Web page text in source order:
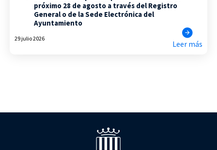
próximo 28 de agosto a través del Registro
General o de la Sede Electrónica del
Ayuntamiento
29 julio 2026
Leer más